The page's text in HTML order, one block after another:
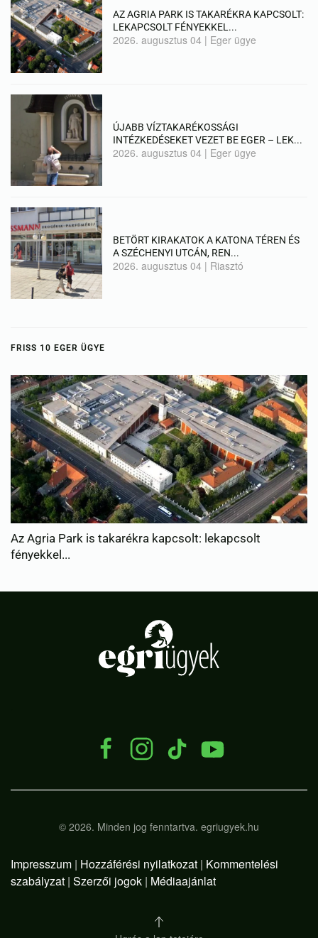
AZ AGRIA PARK IS TAKARÉKRA KAPCSOLT:
LEKAPCSOLT FÉNYEKKEL...
2026. augusztus 04 | Eger ügye
ÚJABB VÍZTAKARÉKOSSÁGI
INTÉZKEDÉSEKET VEZET BE EGER – LEK...
2026. augusztus 04 | Eger ügye
BETÖRT KIRAKATOK A KATONA TÉREN ÉS
A SZÉCHENYI UTCÁN, REN...
2026. augusztus 04 | Riasztó
FRISS 10 EGER ÜGYE
Újabb víztakarékossági intézkedéseket vezet be Eger
lek...
© 2026. Minden jog fenntartva. egriugyek.hu
Impresszum | Hozzáférési nyilatkozat | Kommentelési
szabályzat | Szerzői jogok | Médiaajánlat